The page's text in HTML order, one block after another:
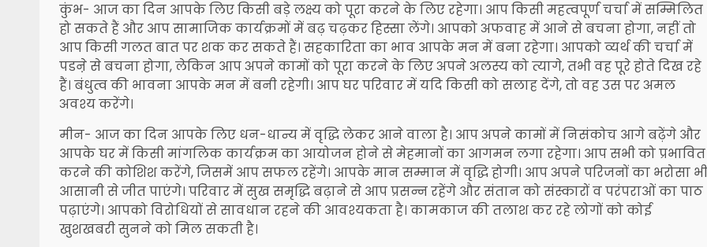
कुंभ- आज का दिन आपके लिए किसी बड़े लक्ष्य को पूरा करने के लिए रहेगा। आप किसी महत्वपूर्ण चर्चा में सम्मिलित
हो सकते हैं और आप सामाजिक कार्यक्रमों में बढ़ चढ़कर हिस्सा लेंगे। आपको अफवाह में आने से बचना होगा, नहीं तो
आप किसी गलत बात पर शक कर सकते हैं। सहकारिता का भाव आपके मन में बना रहेगा। आपको व्यर्थ की चर्चा में
पडऩे से बचना होगा, लेकिन आप अपने कामों को पूरा करने के लिए अपने अलस्य को त्यागे, तभी वह पूरे होते दिख रहे
हैं। बंधुत्व की भावना आपके मन में बनी रहेगी। आप घर परिवार में यदि किसी को सलाह देंगे, तो वह उस पर अमल
अवश्य करेंगे।
मीन- आज का दिन आपके लिए धन-धान्य में वृद्धि लेकर आने वाला है। आप अपने कामों में निसंकोच आगे बढ़ेंगे और
आपके घर में किसी मांगलिक कार्यक्रम का आयोजन होने से मेहमानों का आगमन लगा रहेगा। आप सभी को प्रभावित
करने की कोशिश करेंगे, जिसमें आप सफल रहेंगे। आपके मान सम्मान में वृद्धि होगी। आप अपने परिजनों का भरोसा भी
आसानी से जीत पाएंगे। परिवार में सुख समृद्धि बढ़ाने से आप प्रसन्न रहेंगे और संतान को संस्कारों व परंपराओं का पाठ
पढ़ाएंगे। आपको विरोधियों से सावधान रहने की आवश्यकता है। कामकाज की तलाश कर रहे लोगों को कोई
खुशखबरी सुनने को मिल सकती है।